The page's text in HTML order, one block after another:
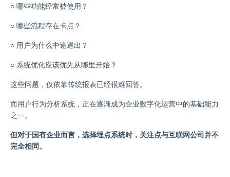
○ 哪些功能经常被使用？
○ 哪些流程存在卡点？
○ 用户为什么中途退出？
○ 系统优化应该优先从哪里开始？
这些问题，仅依靠传统报表已经很难回答。
而用户行为分析系统，正在逐渐成为企业数字化运营中的基础能力
之一。
但对于国有企业而言，选择埋点系统时，关注点与互联网公司并不
完全相同。